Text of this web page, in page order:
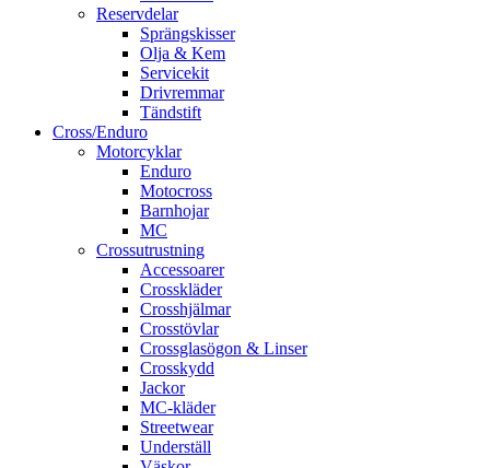
Reservdelar
Sprängskisser
Olja & Kem
Servicekit
Drivremmar
Tändstift
Cross/Enduro
Motorcyklar
Enduro
Motocross
Barnhojar
MC
Crossutrustning
Accessoarer
Crosskläder
Crosshjälmar
Crosstövlar
Crossglasögon & Linser
Crosskydd
Jackor
MC-kläder
Streetwear
Underställ